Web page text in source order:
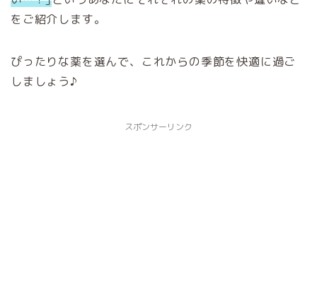
をご紹介します。
ぴったりな薬を選んで、これからの季節を快適に過ご
しましょう♪
スポンサーリンク